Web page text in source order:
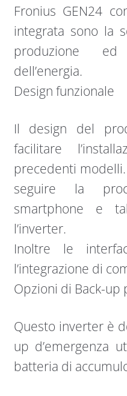
Fronius GEN24
integrata sono la
produzione
dell’energia.
Design funzionale
Il design del
facilitare
precedenti modelli.
seguire la
smartphone e
l’inverter.
Inoltre le
l’integrazione di
Opzioni di Back-up
Questo inverter è
up d’emergenza
batteria di